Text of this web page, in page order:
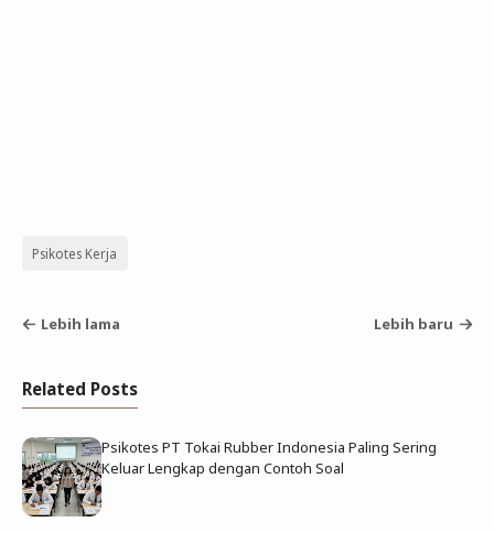
Psikotes Kerja
Lebih lama Lebih baru
Related Posts
Psikotes PT Tokai Rubber Indonesia Paling Sering
Keluar Lengkap dengan Contoh Soal